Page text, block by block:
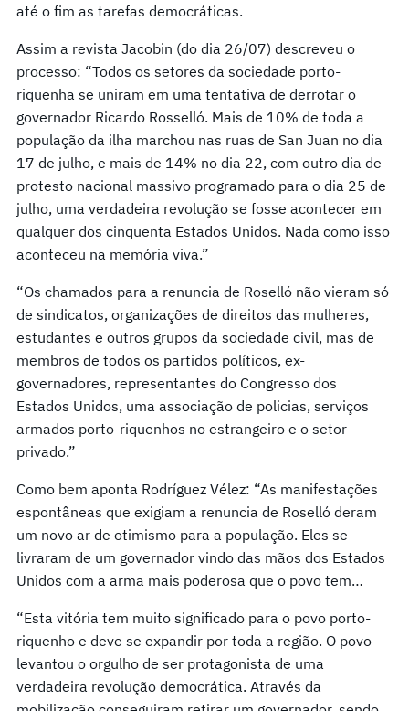
até o fim as tarefas democráticas.
Assim a revista Jacobin (do dia 26/07) descreveu o
processo: “Todos os setores da sociedade porto-
riquenha se uniram em uma tentativa de derrotar o
governador Ricardo Rosselló. Mais de 10% de toda a
população da ilha marchou nas ruas de San Juan no dia
17 de julho, e mais de 14% no dia 22, com outro dia de
protesto nacional massivo programado para o dia 25 de
julho, uma verdadeira revolução se fosse acontecer em
qualquer dos cinquenta Estados Unidos. Nada como isso
aconteceu na memória viva.”
“Os chamados para a renuncia de Roselló não vieram só
de sindicatos, organizações de direitos das mulheres,
estudantes e outros grupos da sociedade civil, mas de
membros de todos os partidos políticos, ex-
governadores, representantes do Congresso dos
Estados Unidos, uma associação de policias, serviços
armados porto-riquenhos no estrangeiro e o setor
privado.”
Como bem aponta Rodríguez Vélez: “As manifestações
espontâneas que exigiam a renuncia de Roselló deram
um novo ar de otimismo para a população. Eles se
livraram de um governador vindo das mãos dos Estados
Unidos com a arma mais poderosa que o povo tem…
“Esta vitória tem muito significado para o povo porto-
riquenho e deve se expandir por toda a região. O povo
levantou o orgulho de ser protagonista de uma
verdadeira revolução democrática. Através da